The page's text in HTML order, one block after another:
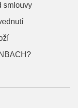
smlouvy